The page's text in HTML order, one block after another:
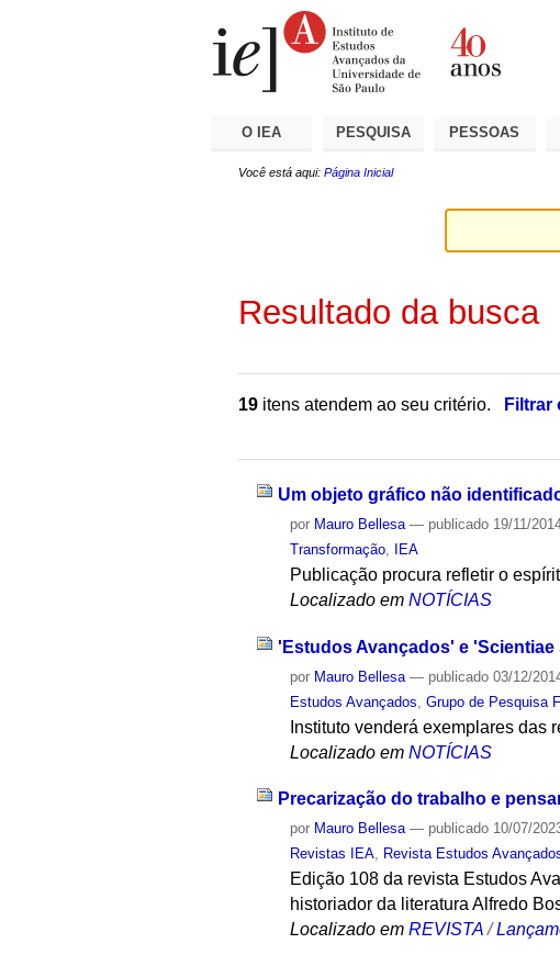
O IEA PESQUISA PESSOAS
Você está aqui: Página Inicial
Resultado da busca
19 itens atendem ao seu critério.
Filtrar
Um objeto gráfico não
por Mauro Bellesa — publicado 19/11/
Transformação
IEA
Publicação procura refletir o
Localizado em NOTÍCIAS
'Estudos Avançados' e 'Scientiae
por Mauro Bellesa — publicado 03/12/
Estudos Avançados ,Grupo de Pesquisa
Instituto venderá exemplares das
Localizado em NOTÍCIAS
Precarização do trabalho e
por Mauro Bellesa — publicado 10/07/
Revistas IEA, Revista Estudos
Edição 108 da revista Estudos
historiador da literatura Alfredo
Localizado em REVISTA /